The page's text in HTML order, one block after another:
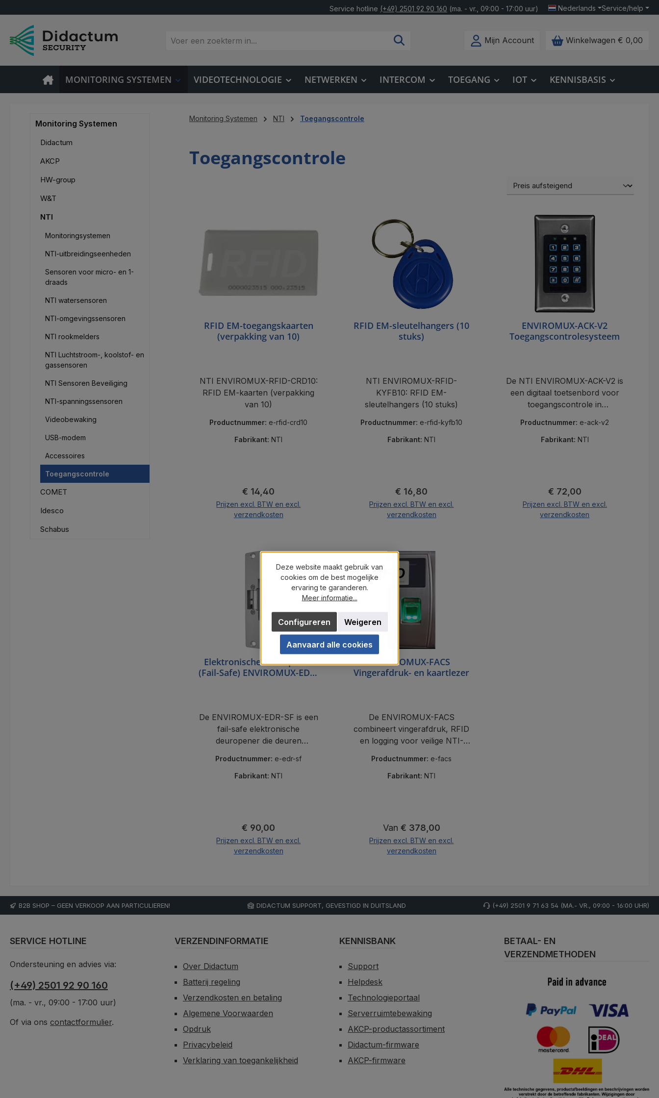
Service hotline (+49) 2501 92 90 160 (ma. - vr., 09:00 - 17:00 uur) Nederlands Service/help
Mijn Account Winkelwagen € 0,00
MONITORING SYSTEMEN VIDEOTECHNOLOGIE NETWERKEN INTERCOM TOEGANG IOT KENNISBASIS
Monitoring Systemen
Didactum
AKCP
HW-group
W&T
NTI
Monitoringsystemen
NTI-uitbreidingseenheden
Sensoren voor micro- en 1-
draads
NTI watersensoren
NTI-omgevingssensoren
NTI rookmelders
NTI Luchtstroom-, koolstof- en
gassensoren
NTI Sensoren Beveiliging
NTI-spanningssensoren
Videobewaking
USB-modem
Accessoires
Toegangscontrole
COMET
Idesco
Schabus
Monitoring Systemen NTI Toegangscontrole
Toegangscontrole
RFID EM-toegangskaarten
(verpakking van 10)
NTI ENVIROMUX-RFID-CRD10:
RFID EM-kaarten (verpakking
van 10)
Productnummer: e-rfid-crd10
Fabrikant: NTI
Normale prijs:
€ 14,40
Prijzen excl. BTW en excl.
verzendkosten
RFID EM-sleutelhangers (10
stuks)
NTI ENVIROMUX-RFID-
KYFB10: RFID EM-
sleutelhangers (10 stuks)
Productnummer: e-rfid-kyfb10
Fabrikant: NTI
Normale prijs:
€ 16,80
Prijzen excl. BTW en excl.
verzendkosten
ENVIROMUX-ACK-V2
Toegangscontrolesysteem
De NTI ENVIROMUX-ACK-V2 is
een digitaal toetsenbord voor
toegangscontrole in
relaisuitgangen en
gebruikerscodes voor veilige
Productnummer: e-ack-v2
Fabrikant: NTI
Normale prijs:
€ 72,00
Prijzen excl. BTW en excl.
verzendkosten
Elektronische deuropener
(Fail-Safe) ENVIROMUX-EDR-
De ENVIROMUX-EDR-SF is een
fail-safe elektronische
deuropener die deuren
is ingeschakeld en ontgrendelt
bij een stroomstoring – perfect
Productnummer: e-edr-sf
Fabrikant: NTI
Normale prijs:
€ 90,00
Prijzen excl. BTW en excl.
verzendkosten
ENVIROMUX-FACS
Vingerafdruk- en kaartlezer
De ENVIROMUX-FACS
combineert vingerafdruk, RFID
en logging voor veilige NTI-
gebruikers en 15.000
transacties.
Productnummer: e-facs
Fabrikant: NTI
Normale prijs:
Van € 378,00
Prijzen excl. BTW en excl.
verzendkosten
B2B SHOP – GEEN VERKOOP AAN PARTICULIEREN! DIDACTUM SUPPORT, GEVESTIGD IN DUITSLAND (+49) 2501 9 71 63 54 (MA.- VR., 09:00 - 16:00 UHR)
SERVICE HOTLINE
Ondersteuning en advies via:
(+49) 2501 92 90 160
(ma. - vr., 09:00 - 17:00 uur)
Of via ons contactformulier.
VERZENDINFORMATIE
Over Didactum
Batterij regeling
Verzendkosten en betaling
Algemene Voorwaarden
Opdruk
Privacybeleid
Verklaring van toegankelijkheid
KENNISBANK
Support
Helpdesk
Technologieportaal
Serverruimtebewaking
AKCP-productassortiment
Didactum-firmware
AKCP-firmware
BETAAL- EN
VERZENDMETHODEN
Deze website maakt gebruik van
cookies om de best mogelijke
ervaring te garanderen.
Meer informatie...
Weigeren
Configureren
Aanvaard alle cookies